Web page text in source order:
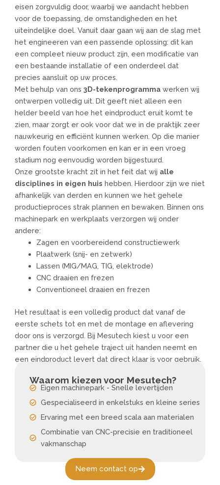
eisen zorgvuldig door, waarbij we aandacht hebben
voor de toepassing, de omstandigheden en het
uiteindelijke doel. Vanuit daar gaan wij aan de slag met
het engineeren van een passende oplossing: dit kan
een compleet nieuw product zijn, een modificatie van
een bestaande installatie of een onderdeel dat
precies aansluit op uw proces.
Met behulp van ons 3D-tekenprogramma werken wij
ontwerpen volledig uit. Dit geeft niet alleen een
helder beeld van hoe het eindproduct eruit komt te
zien, maar zorgt er ook voor dat we in de praktijk zeer
nauwkeurig en efficiënt kunnen werken. Op die manier
worden fouten voorkomen en kan er in een vroeg
stadium nog eenvoudig worden bijgestuurd.
Onze grootste kracht zit in het feit dat wij alle
disciplines in eigen huis hebben. Hierdoor zijn we niet
afhankelijk van derden en kunnen we het gehele
productieproces strak plannen en bewaken. Binnen ons
machinepark en werkplaats verzorgen wij onder
andere:
Zagen en voorbereidend constructiewerk
Plaatwerk (snij- en zetwerk)
Lassen (MIG/MAG, TIG, elektrode)
CNC draaien en frezen
Conventioneel draaien en frezen
Het resultaat is een volledig product dat vanaf de
eerste schets tot en met de montage en aflevering
door ons is verzorgd. Bij Mesutech kiest u voor een
partner die u het gehele traject uit handen neemt en
een eindproduct levert dat direct klaar is voor gebruik.
Waarom kiezen voor Mesutech?
Eigen machinepark - Snelle levertijden
Gespecialiseerd in enkelstuks en kleine series
Ervaring met een breed scala aan materialen
Combinatie van CNC-precisie en traditioneel
vakmanschap
Neem contact op